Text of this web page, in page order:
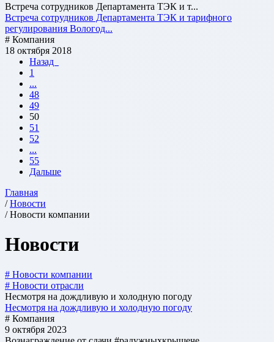
Встреча сотрудников Департамента ТЭК и т...
Встреча сотрудников Департамента ТЭК и тарифного
регулирования Вологод...
# Компания
18 октября 2018
Назад
1
...
48
49
50
51
52
...
55
Дальше
Главная
/Новости
/ Новости компании
Новости
# Новости компании
# Новости отрасли
Несмотря на дождливую и холодную погоду
Несмотря на дождливую и холодную погоду
# Компания
9 октября 2023